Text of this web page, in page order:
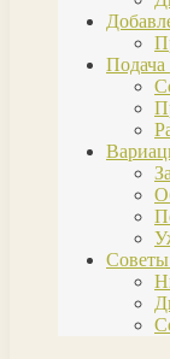
Подача
Советы